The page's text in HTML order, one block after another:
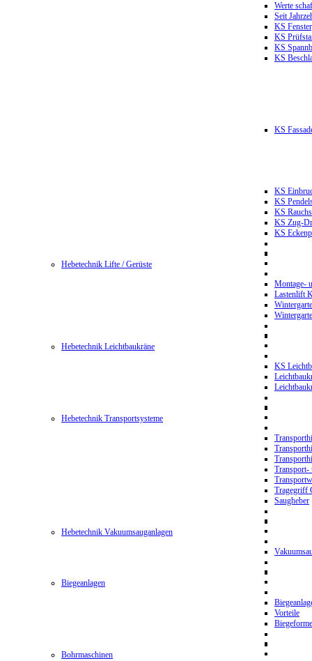
Werte
Seit
KS
KS
KS
KS
KS
KS
KS
KS
KS Zug-
KS
Hebetechnik Lifte / Gerüste
Montage-
Lastenlift
Hebetechnik Leichtbaukräne
KS
Hebetechnik Transportsysteme
Transport-
Tragegriff
Saugheber
Hebetechnik Vakuumsauganlagen
Biegeanlagen
Vorteile
Bohrmaschinen